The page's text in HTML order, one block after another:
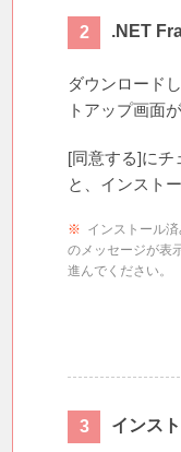
.NET
ダウンロード
トアップ画面
[同意する]にチ
と、インスト
※ インストール
のメッセージが表
進んでください。
インス